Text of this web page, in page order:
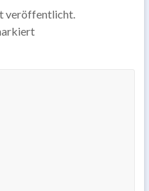
veröffentlicht.